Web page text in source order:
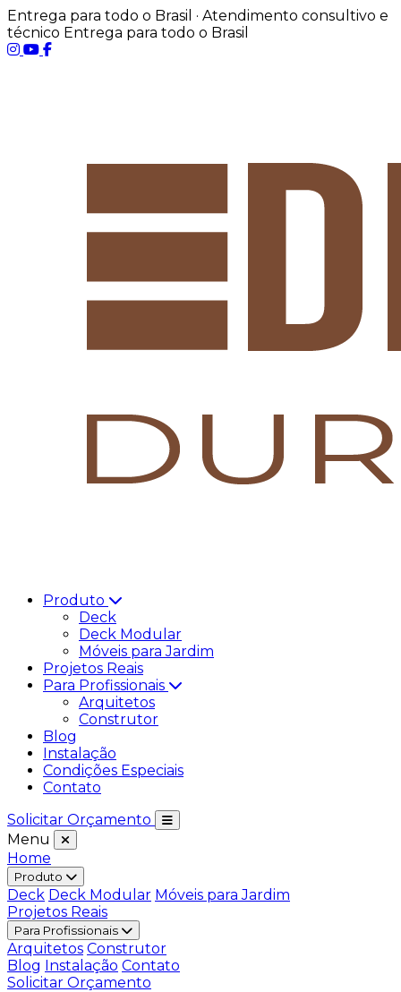
Entrega para todo o Brasil · Atendimento consultivo e
técnico Entrega para todo o Brasil
Produto
Deck
Deck Modular
Móveis para Jardim
Projetos Reais
Para Profissionais
Arquitetos
Construtor
Blog
Instalação
Condições Especiais
Contato
Solicitar Orçamento
Menu
Home
Produto
Deck Deck Modular Móveis para Jardim
Projetos Reais
Para Profissionais
Arquitetos Construtor
Blog Instalação Contato
Solicitar Orçamento